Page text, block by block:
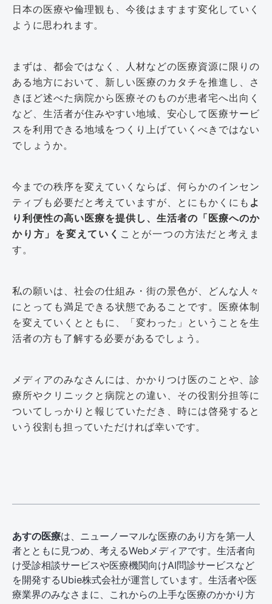
日本の医療や倫理観も、今後はますます変化していく
ように思われます。
まずは、都会ではなく、人材などの医療資源に限りの
ある地方において、新しい医療のカタチを推進し、さ
きほど述べた病院から医療そのものが患者宅へ出向く
など、生活者が住みやすい地域、安心して医療サービ
スを利用できる地域をつくり上げていくべきではない
でしょうか。
今までの秩序を変えていくならば、何らかのインセン
ティブも必要だと考えていますが、とにもかくにも よ
り利便性の高い医療を提供し、生活者の「医療へのか
かり方」を変えていく ことが一つの方法だと考えま
す。
私の願いは、社会の仕組み・街の景色が、どんな人々
にとっても満足できる状態であることです。医療体制
を変えていくとともに、「変わった」ということを生
活者の方も了解する必要があるでしょう。
メディアのみなさんには、かかりつけ医のことや、診
療所やクリニックと病院との違い、その役割分担等に
ついてしっかりと報じていただき、時には啓発すると
いう役割も担っていただければ幸いです。
あすの医療は、ニューノーマルな医療のあり方を第一人
者とともに見つめ、考えるWebメディアです。生活者向
け受診相談サービスや医療機関向けAI問診サービスなど
を開発するUbie株式会社が運営しています。生活者や医
療業界のみなさまに、これからの上手な医療のかかり方